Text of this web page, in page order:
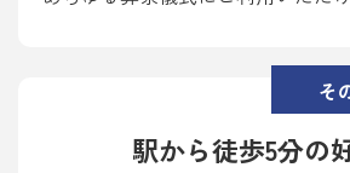
そ
駅から徒歩5分の